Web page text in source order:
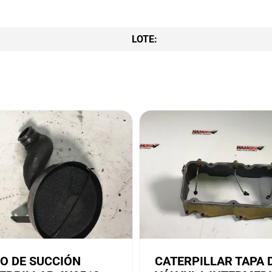
LOTE:
DE SUCCIÓN
CATERPILLAR TAPA